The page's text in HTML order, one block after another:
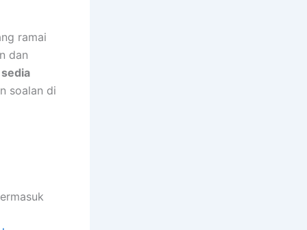
ramai
dan
soalan di